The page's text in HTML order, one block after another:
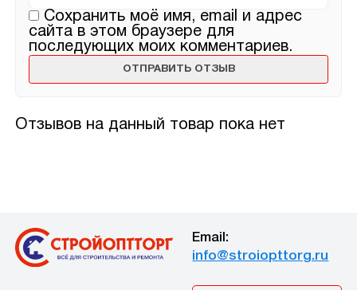
Отзывов на данный товар пока нет
Сохранить моё имя, email и адрес
сайта в этом браузере для
последующих моих комментариев.
Email:
info@stroiopttorg.ru